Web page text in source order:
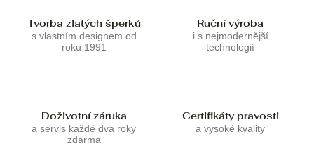
Tvorba zlatých šperků
s vlastním designem od
roku 1991
Ruční výroba
i s nejmodernější
technologií
Doživotní záruka
a servis každé dva roky
zdarma
Certifikáty pravosti
a vysoké kvality